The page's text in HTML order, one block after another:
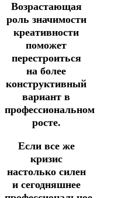
Возрастающая
роль значимости
креативности
поможет
перестроиться
на более
конструктивный
вариант в
профессиональном
росте.
Если все же
кризис
настолько силен
и сегодняшнее